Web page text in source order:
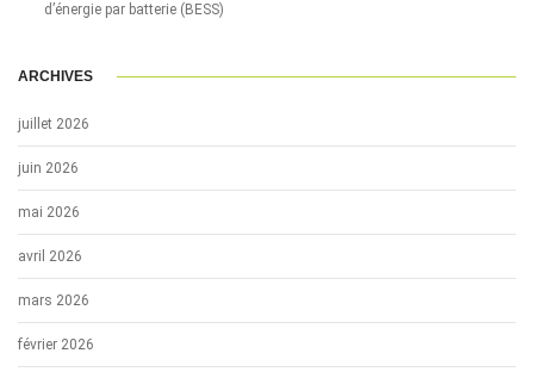
d’énergie par batterie (BESS)
ARCHIVES
juillet 2026
juin 2026
mai 2026
avril 2026
mars 2026
février 2026